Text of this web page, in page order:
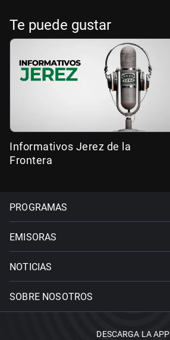
Te puede gustar
Informativos Jerez de la
Frontera
PROGRAMAS
EMISORAS
NOTICIAS
SOBRE NOSOTROS
DESCARGA LA APP